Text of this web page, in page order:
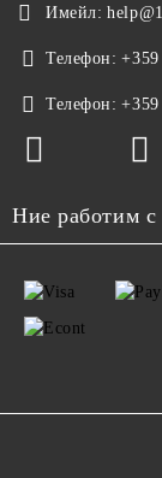
Имейл:
Телефон: +359
Телефон:
Ние работим с